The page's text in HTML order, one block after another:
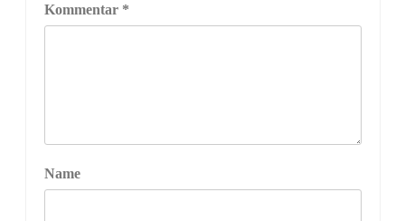
Kommentar *
Name